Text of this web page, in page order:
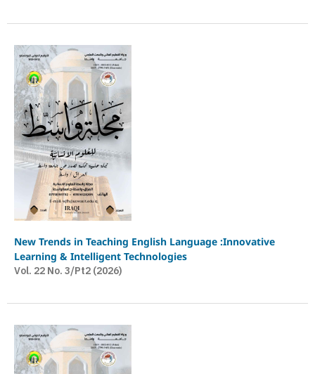
New Trends in Teaching English Language :Innovative
Learning & Intelligent Technologies
Vol. 22 No. 3/Pt2 (2026)